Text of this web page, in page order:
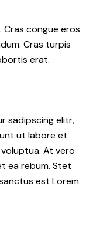
Cras congue eros
Cras turpis
erat.
sadipscing elitr,
ut labore et
At vero
ea rebum. Stet
est Lorem